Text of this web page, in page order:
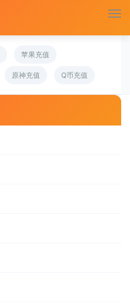
切
苹果充值
原神充值 Q币充值